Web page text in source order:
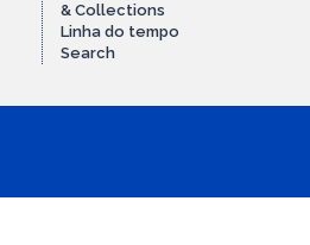
& Collections
Linha do tempo
Search